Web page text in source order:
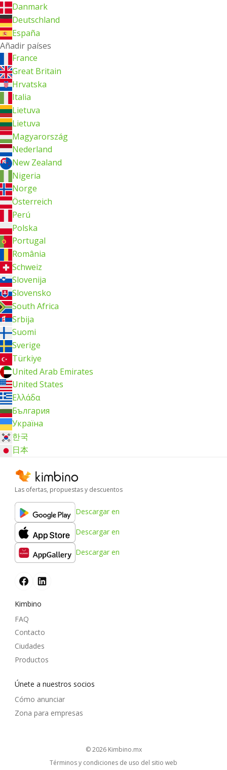
Danmark
Deutschland
España
Añadir países
France
Great Britain
Hrvatska
Italia
Lietuva
Lietuva
Magyarország
Nederland
New Zealand
Nigeria
Norge
Österreich
Perú
Polska
Portugal
România
Schweiz
Slovenija
Slovensko
South Africa
Srbija
Suomi
Sverige
Türkiye
United Arab Emirates
United States
Ελλάδα
България
Україна
한국
日本
Las ofertas, propuestas y descuentos
Descargar en
Descargar en
Descargar en
Kimbino
FAQ
Contacto
Ciudades
Productos
Únete a nuestros socios
Cómo anunciar
Zona para empresas
© 2026 kimbino.mx
Términos y condiciones de uso del sitio web